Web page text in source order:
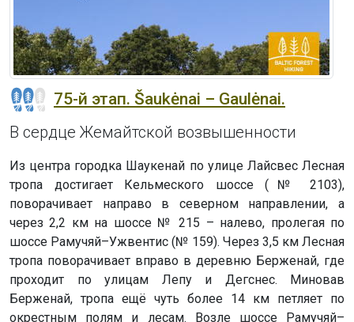
75-й этап. Šaukėnai – Gaulėnai.
В сердце Жемайтской возвышенности
Из центра городка Шаукенай по улице Лайсвес Лесная
тропа достигает Кельмеского шоссе (№ 2103),
поворачивает направо в северном направлении, а
через 2,2 км на шоссе № 215 – налево, пролегая по
шоссе Рамучяй–Ужвентис (№ 159). Через 3,5 км Лесная
тропа поворачивает вправо в деревню Берженай, где
проходит по улицам Лепу и Дегснес. Миновав
Берженай, тропа ещё чуть более 14 км петляет по
окрестным полям и лесам. Возле шоссе Рамучяй–